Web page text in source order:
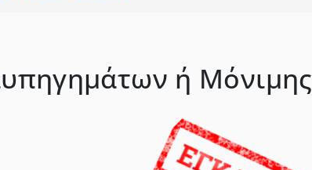
ή Μόνιμης